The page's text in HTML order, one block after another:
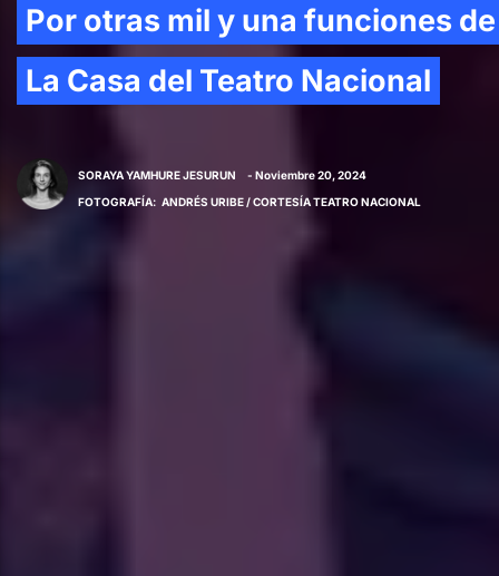
Por otras mil y una funciones de
La Casa del Teatro Nacional
SORAYA YAMHURE JESURUN
- Noviembre 20, 2024
FOTOGRAFÍA: ANDRÉS URIBE / CORTESÍA TEATRO NACIONAL